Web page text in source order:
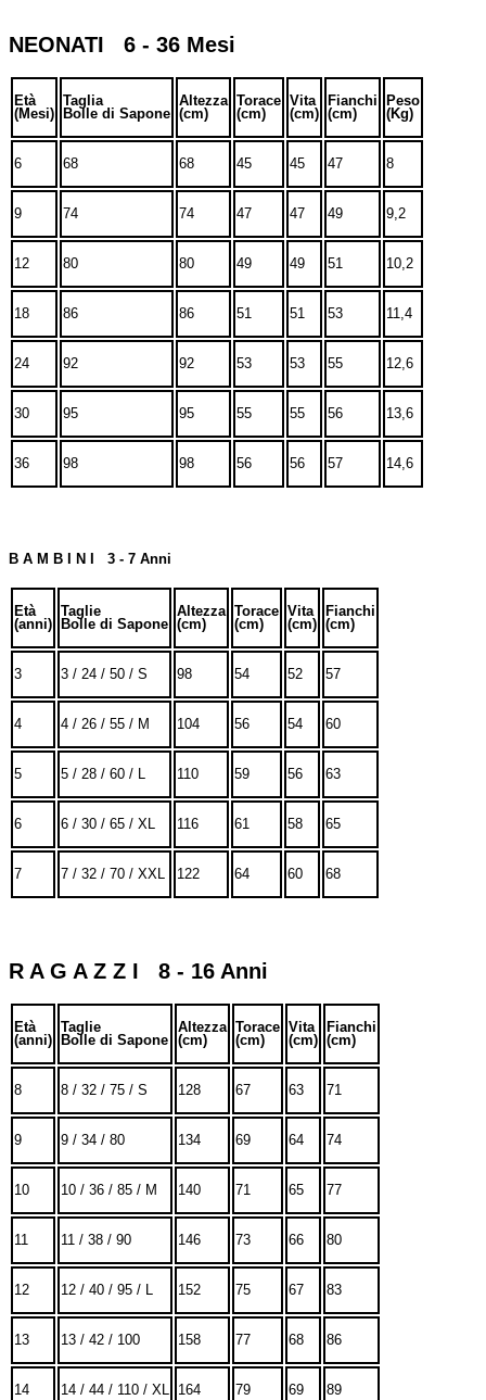
NEONATI 6 - 36 Mesi
Età
(Mesi)
Taglia
Bolle di Sapone
Altezza
(cm)
Torace
(cm)
Vita
(cm)
Fianchi
(cm)
Peso
(Kg)
6 68 68 45 45 47 8
9 74 74 47 47 49 9,2
12 80 80 49 49 51 10,2
18 86 86 51 51 53 11,4
24 92 92 53 53 55 12,6
30 95 95 55 55 56 13,6
36 98 98 56 56 57 14,6
B A M B I N I 3 - 7 Anni
Età
(anni)
Taglie
Bolle di Sapone
Altezza
(cm)
Torace
(cm)
Vita
(cm)
Fianchi
(cm)
3 3 / 24 / 50 / S 98 54 52 57
4 4 / 26 / 55 / M 104 56 54 60
5 5 / 28 / 60 / L 110 59 56 63
6 6 / 30 / 65 / XL 116 61 58 65
7 7 / 32 / 70 / XXL 122 64 60 68
R A G A Z Z I 8 - 16 Anni
Età
(anni)
Taglie
Bolle di Sapone
Altezza
(cm)
Torace
(cm)
Vita
(cm)
Fianchi
(cm)
8 8 / 32 / 75 / S 128 67 63 71
9 9 / 34 / 80 134 69 64 74
10 10 / 36 / 85 / M 140 71 65 77
11 11 / 38 / 90 146 73 66 80
12 12 / 40 / 95 / L 152 75 67 83
13 13 / 42 / 100 158 77 68 86
14 14 / 44 / 110 / XL 164 79 69 89